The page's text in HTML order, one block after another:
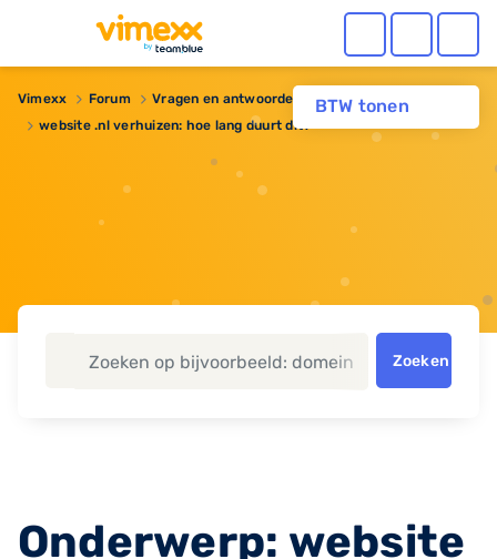
BTW tonen
Vimexx Forum
Vragen en antwoorden
website .nl verhuizen: hoe lang duurt dit?
Zoeken
Onderwerp: website